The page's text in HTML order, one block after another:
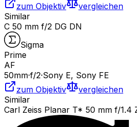
zum Objektiv
vergleichen
Similar
C 50 mm f/2 DG DN
Sigma
Prime
AF
50mm·f/2·Sony E, Sony FE
zum Objektiv
vergleichen
Similar
Carl Zeiss Planar T* 50 mm f/1.4